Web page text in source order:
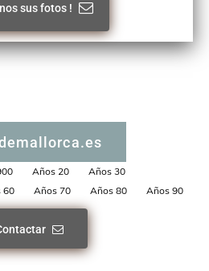
sus fotos !
Años 20
Años 30
60 Años 70 Años 80 Años 90